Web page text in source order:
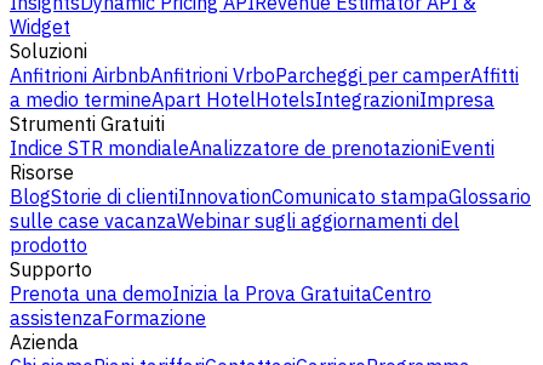
Widget
Soluzioni
Anfitrioni AirbnbAnfitrioni VrboParcheggi per camperAffitti
a medio termineApart HotelHotelsIntegrazioniImpresa
Strumenti Gratuiti
Indice STR mondialeAnalizzatore de prenotazioniEventi
Risorse
BlogStorie di clientiInnovationComunicato stampaGlossario
sulle case vacanzaWebinar sugli aggiornamenti del
prodotto
Supporto
Prenota una demoInizia la Prova GratuitaCentro
assistenzaFormazione
Azienda